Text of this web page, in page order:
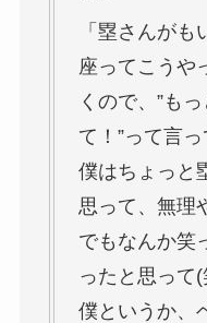
「塁さんが
座ってこうや
くので、”も
て！”って言っ
僕はちょっと
思って、無理
でもなんか笑
ったと思って(
僕というか、